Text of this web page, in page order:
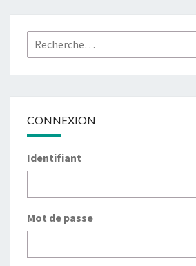
Rechercher :
CONNEXION
Identifiant
Mot de passe